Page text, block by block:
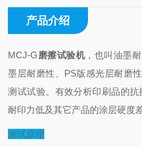
产品介绍
MCJ-G磨擦试验机，也叫油墨
墨层耐磨性、PS版感光层耐磨
测试试验。有效分析印刷品的
耐印力低及其它产品的涂层硬度
测试原理